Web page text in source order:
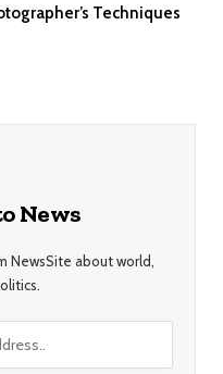
Techniques
News
NewsSite about world,